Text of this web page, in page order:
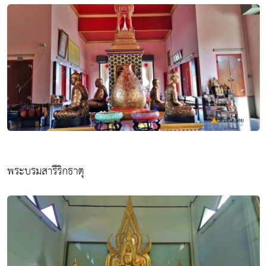
พระบรมสารีริกธาตุ